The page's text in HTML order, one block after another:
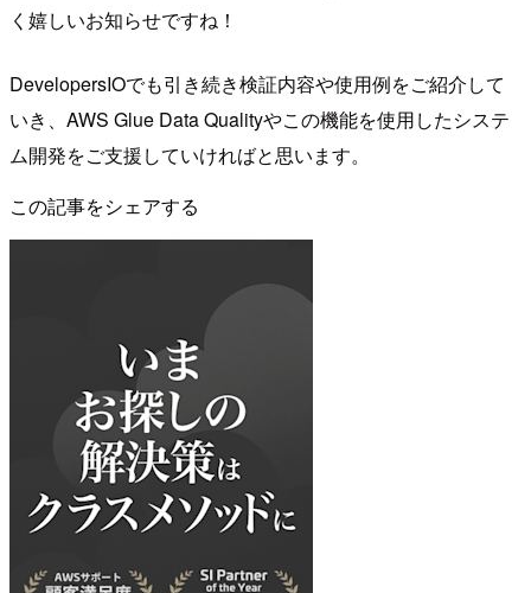
く嬉しいお知らせですね！
DevelopersIOでも引き続き検証内容や使用例をご紹介して
いき、AWS Glue Data Qualityやこの機能を使用したシステ
ム開発をご支援していければと思います。
この記事をシェアする